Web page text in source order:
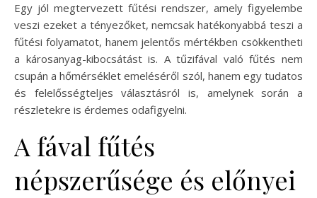
Egy jól megtervezett fűtési rendszer, amely figyelembe
veszi ezeket a tényezőket, nemcsak hatékonyabbá teszi a
fűtési folyamatot, hanem jelentős mértékben csökkentheti
a károsanyag-kibocsátást is. A tűzifával való fűtés nem
csupán a hőmérséklet emeléséről szól, hanem egy tudatos
és felelősségteljes választásról is, amelynek során a
részletekre is érdemes odafigyelni.
A fával fűtés
népszerűsége és előnyei